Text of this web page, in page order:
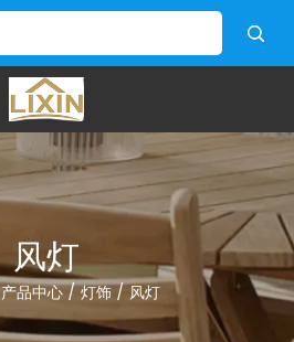
风灯
产品中心/灯饰/风灯